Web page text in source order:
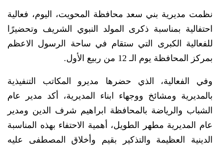
نظمت مديرية بني سعد محافظة المحويت، اليوم، فعالية
احتفالية بمناسبة ذكرى المولد النبوي الشريف وتحضيرًا
للفعالية الكبرى التي ستقام في ساحة الرسول الاعظم
بمركز المحافظة يوم الـ 12 من ربيع الأول.
وفي الفعالية، الذي حضرها مديرو المكاتب التنفيذية
بالمديرية ومشائخ ووجهاء ابناء المديرية، أكد مدير عام
الشباب والرياضة بالمحافظة ابراهيم شرف الدين ومدير
عام المديرية مطهر الطويل، أهمية الاحتفاء بهذه المناسبة
الدينية العظيمة والتذكير بقيم وأخلاق المصطفى عليه